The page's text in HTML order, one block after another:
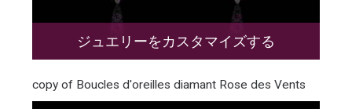
ジュエリーをカスタマイズする
copy of Boucles d'oreilles diamant Rose des Vents